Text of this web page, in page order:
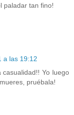
paladar tan fino!
a las 19:12
Yo luego
pruébala!